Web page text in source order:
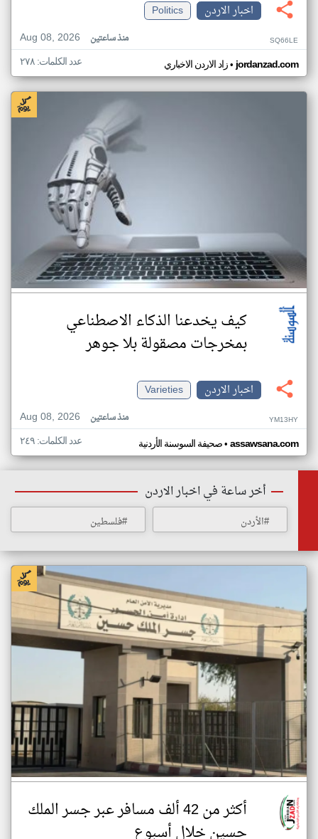
اخبار الاردن
Politics
Aug 08, 2026
منذ ساعتين SQ66LE
زاد الاردن الاخباري•jordanzad.com عدد الكلمات: ٢٧٨
كيف يخدعنا الذكاء الاصطناعي
بمخرجات مصقولة بلا جوهر
اخبار الاردن
Varieties
Aug 08, 2026
منذ ساعتين YM13HY
صحيفة السوسنة الأردنية• assawsana.com عدد الكلمات: ٢٤٩
أخر ساعة في اخبار الاردن
#الأردن #فلسطين
أكثر من 42 ألف مسافر عبر جسر الملك
حسين خلال أسبوع